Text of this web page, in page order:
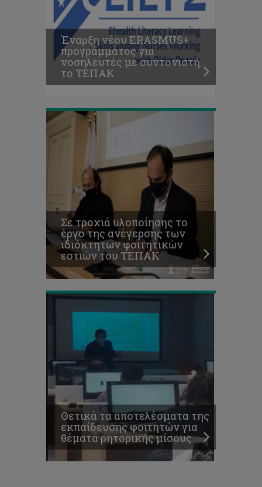
Έναρξη νέου ERASMUS+
προγράμματος για
νοσηλευτές με συντονιστή
το ΤΕΠΑΚ
της
ανέγερσης
των
ιδιόκτητων
φοιτητικών
εστιών
του
ΤΕΠΑΚ
Σε τροχιά υλοποίησης το
έργο της ανέγερσης των
ιδιόκτητων φοιτητικών
εστιών του ΤΕΠΑΚ
Θετικά
αποτελέσματα
εκπαίδευσης
φοιτητών
για
θέματα
ρητορικής
μίσους
Θετικά τα αποτελέσματα της
εκπαίδευσης φοιτητών για
θέματα ρητορικής μίσους